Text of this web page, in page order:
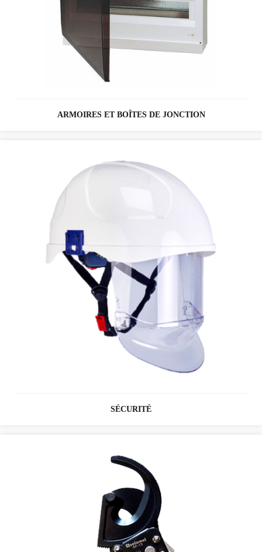
ARMOIRES ET BOÎTES DE JONCTION
SÉCURITÉ